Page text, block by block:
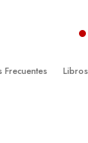
Frecuentes